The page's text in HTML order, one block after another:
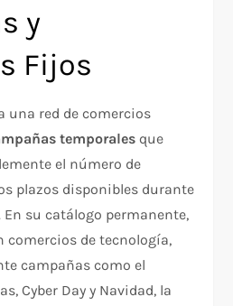
y
Fijos
una red de comercios
temporales que
el número de
plazos disponibles durante
En su catálogo permanente,
comercios de tecnología,
campañas como el
Cyber Day y Navidad, la